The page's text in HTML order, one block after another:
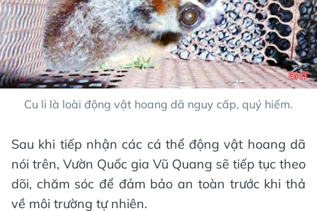
Cu li là loài động vật hoang dã nguy cấp, quý hiếm.
Sau khi tiếp nhận các cá thể động vật hoang dã
nói trên, Vườn Quốc gia Vũ Quang sẽ tiếp tục theo
dõi, chăm sóc để đảm bảo an toàn trước khi thả
về môi trường tự nhiên.